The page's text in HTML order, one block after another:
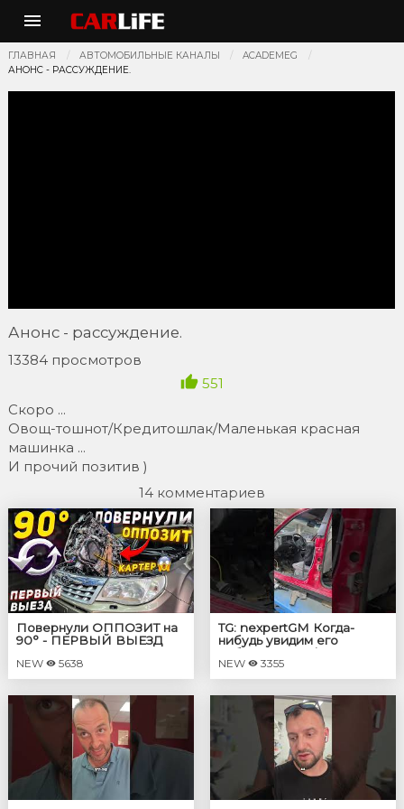
ГЛАВНАЯ АВТОМОБИЛЬНЫЕ КАНАЛЫ
ACADEMEG
АНОНС - РАССУЖДЕНИЕ.
Анонс - рассуждение.
13384 просмотров
551
Скоро ...
Овощ-тошнот/Кредитошлак/Маленькая красная
машинка ...
И прочий позитив )
14 комментариев
Повернули ОППОЗИТ на
90° - ПЕРВЫЙ ВЫЕЗД
NEW 5638
TG: nexpertGM Когда-
нибудь увидим его
собранным? #shorts
#независимыйэксперт
#георгиймедведев #авто
NEW 3355